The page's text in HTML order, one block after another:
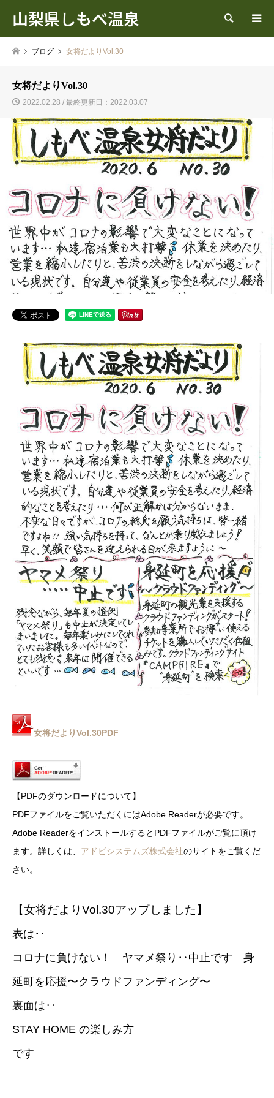
山梨県しもべ温泉 検索
ブログ 女将だよりVol.30
女将だよりVol.30
2022.02.28 / 最終更新日：2022.03.07
女将だよりVol.30PDF
【PDFのダウンロードについて】
PDFファイルをご覧いただくにはAdobe Readerが必要です。
Adobe ReaderをインストールするとPDFファイルがご覧に頂け
ます。詳しくは、 アドビシステムズ株式会社のサイトをご覧くだ
さい。
【女将だよりVol.30アップしました】
表は‥
コロナに負けない！ ヤマメ祭り‥中止です 身
延町を応援〜クラウドファンディング〜
裏面は‥
STAY HOME の楽しみ方
です